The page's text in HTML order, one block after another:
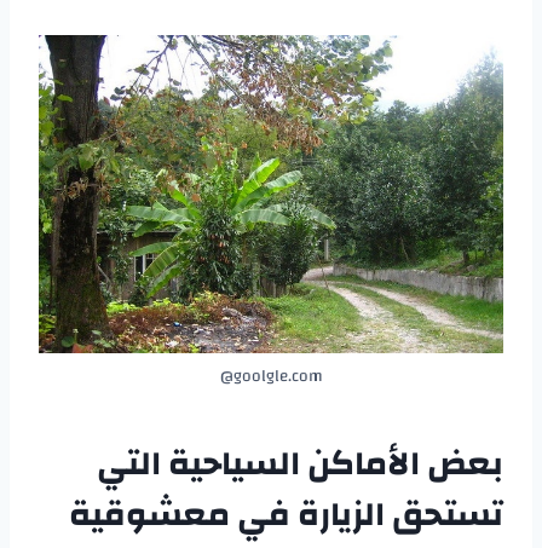
goolgle.com@
بعض الأماكن السياحية التي
تستحق الزيارة في معشوقية